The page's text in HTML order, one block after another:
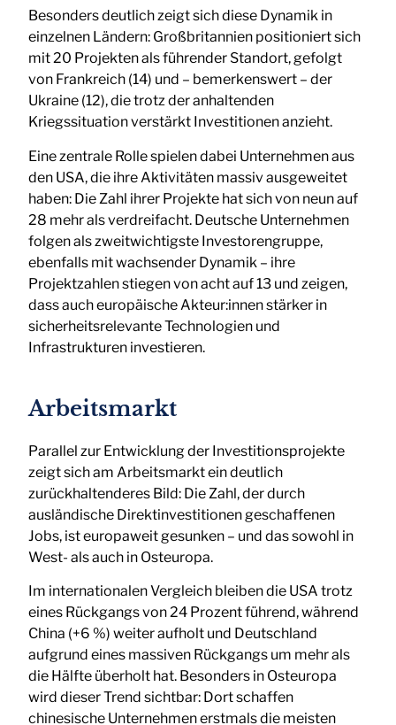
Besonders deutlich zeigt sich diese Dynamik in
einzelnen Ländern: Großbritannien positioniert sich
mit 20 Projekten als führender Standort, gefolgt
von Frankreich (14) und – bemerkenswert – der
Ukraine (12), die trotz der anhaltenden
Kriegssituation verstärkt Investitionen anzieht.
Eine zentrale Rolle spielen dabei Unternehmen aus
den USA, die ihre Aktivitäten massiv ausgeweitet
haben: Die Zahl ihrer Projekte hat sich von neun auf
28 mehr als verdreifacht. Deutsche Unternehmen
folgen als zweitwichtigste Investorengruppe,
ebenfalls mit wachsender Dynamik – ihre
Projektzahlen stiegen von acht auf 13 und zeigen,
dass auch europäische Akteur:innen stärker in
sicherheitsrelevante Technologien und
Infrastrukturen investieren.
Arbeitsmarkt
Parallel zur Entwicklung der Investitionsprojekte
zeigt sich am Arbeitsmarkt ein deutlich
zurückhaltenderes Bild: Die Zahl, der durch
ausländische Direktinvestitionen geschaffenen
Jobs, ist europaweit gesunken – und das sowohl in
West- als auch in Osteuropa.
Im internationalen Vergleich bleiben die USA trotz
eines Rückgangs von 24 Prozent führend, während
China (+6 %) weiter aufholt und Deutschland
aufgrund eines massiven Rückgangs um mehr als
die Hälfte überholt hat. Besonders in Osteuropa
wird dieser Trend sichtbar: Dort schaffen
chinesische Unternehmen erstmals die meisten